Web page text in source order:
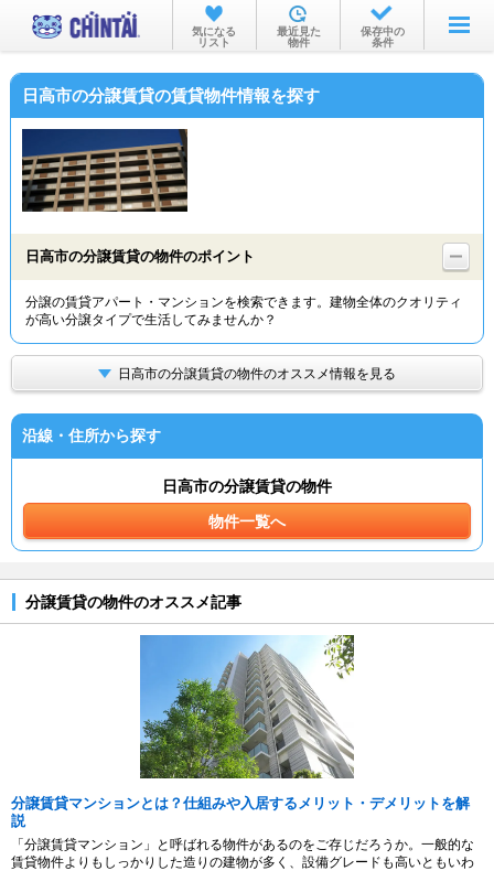
お部屋を探す
沿線・駅から
物件特集から
TOP
気になる
リスト
最近見た
物件
保存中の
条件
日高市の分譲賃貸の賃貸物件情報を探す
日高市の分譲賃貸の物件のポイント
分譲の賃貸アパート・マンションを検索できます。建物全体のクオリティ
が高い分譲タイプで生活してみませんか？
日高市の分譲賃貸の物件のオススメ情報を見る
沿線・住所から探す
日高市の分譲賃貸の物件
物件一覧へ
分譲賃貸の物件のオススメ記事
分譲賃貸マンションとは？仕組みや入居するメリット・デメリットを解
説
「分譲賃貸マンション」と呼ばれる物件があるのをご存じだろうか。一般的な
賃貸物件よりもしっかりした造りの建物が多く、設備グレードも高いともいわ